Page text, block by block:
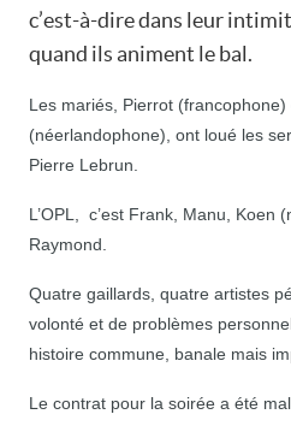
c’est-à-dire dans leur
quand ils animent le bal.
Les mariés, Pierrot (francophone)
(néerlandophone), ont loué les
Pierre Lebrun.
L’OPL, c’est Frank, Manu, Koen
Raymond.
Quatre gaillards, quatre artistes
volonté et de problèmes
histoire commune, banale mais
Le contrat pour la soirée a été mal